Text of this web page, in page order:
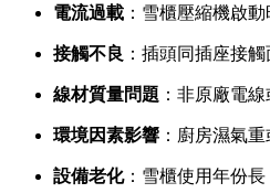
電流過載 ：雪櫃壓縮機啟
接觸不良 ：插頭同插座接
線材質量問題 ：非原廠電
環境因素影響 ：廚房濕氣
設備老化：雪櫃使用年份長